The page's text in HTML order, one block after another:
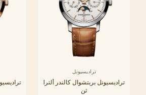
تراديسيونل
تراديسيونل بربتشوال كالندر ألترا
ثن